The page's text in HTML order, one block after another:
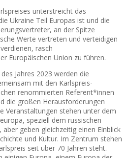
unterstreicht das
Ukraine Teil Europas ist und die
an der Spitze
Werte vertreten und verteidigen
rasch
Europäischen Union zu führen.
Jahres 2023 werden die
mit den Karlspreis-
renommierten Referent*innen
die großen Herausforderungen
Veranstaltungen stehen unter dem
speziell dem russischen
geben gleichzeitig einen Einblick
und Kultur. Im Zentrum stehen
seit über 70 Jahren steht.